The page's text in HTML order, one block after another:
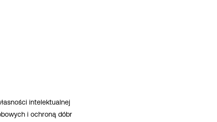
intelektualnej
i ochroną dóbr